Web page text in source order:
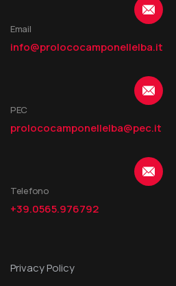
Email
info@prolococamponellelba.it
PEC
prolococamponellelba@pec.it
Telefono
+39.0565.976792
Privacy Policy